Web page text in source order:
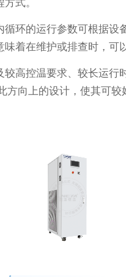
式。
环的运行参数可根据
着在维护或排查时，可
高控温要求、较长运
方向上的设计，使其可